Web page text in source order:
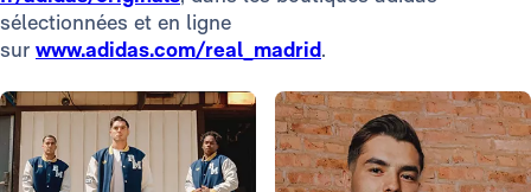
sélectionnées et en ligne
sur www.adidas.com/real_madrid.